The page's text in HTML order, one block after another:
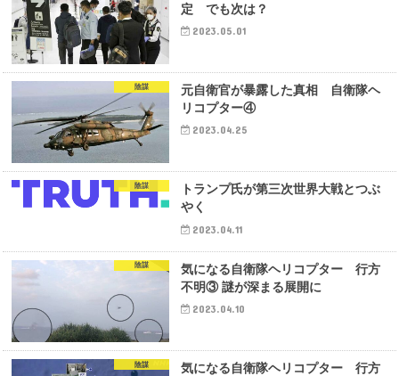
定 でも次は？
2023.05.01
陰謀
元自衛官が暴露した真相 自衛隊ヘ
リコプター④
2023.04.25
陰謀
トランプ氏が第三次世界大戦とつぶ
やく
2023.04.11
陰謀
気になる自衛隊ヘリコプター 行方
不明③ 謎が深まる展開に
2023.04.10
陰謀
気になる自衛隊ヘリコプター 行方